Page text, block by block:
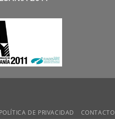
POLÍTICA DE PRIVACIDAD CONTACTO